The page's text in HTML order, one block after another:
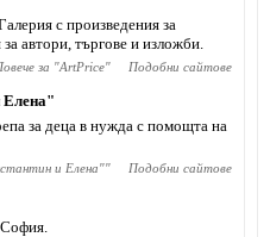
с произведения за
автори, търгове и изложби.
за "ArtPrice" Подобни сайтове
Елена"
за деца в нужда с помощта на
и Елена"" Подобни сайтове
София.